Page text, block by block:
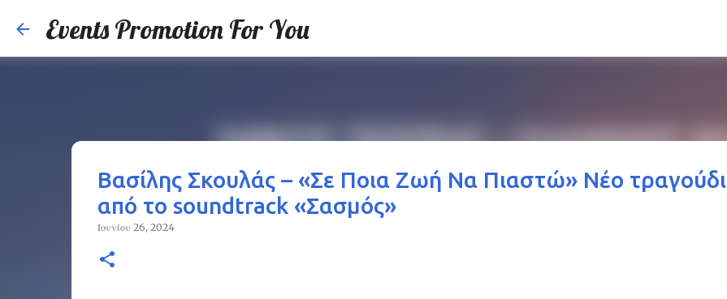
Events Promotion For You
Βασίλης Σκουλάς – «Σε Ποια Ζωή Να Πιαστώ» Νέο τραγούδι
από το soundtrack «Σασμός»
Ιουνίου 26, 2024